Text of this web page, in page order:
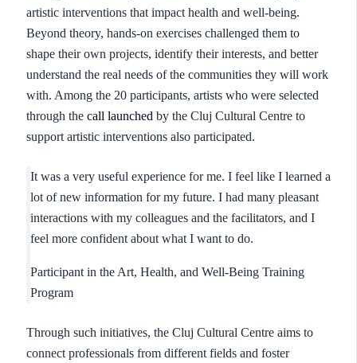
artistic interventions that impact health and well-being.
Beyond theory, hands-on exercises challenged them to
shape their own projects, identify their interests, and better
understand the real needs of the communities they will work
with. Among the 20 participants, artists who were selected
through the call launched by the Cluj Cultural Centre to
support artistic interventions also participated.
It was a very useful experience for me. I feel like I learned a
lot of new information for my future. I had many pleasant
interactions with my colleagues and the facilitators, and I
feel more confident about what I want to do.
Participant in the Art, Health, and Well-Being Training
Program
Through such initiatives, the Cluj Cultural Centre aims to
connect professionals from different fields and foster